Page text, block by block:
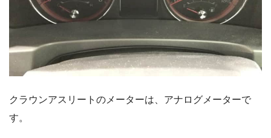
クラウンアスリートのメーターは、アナログメーターで
す。